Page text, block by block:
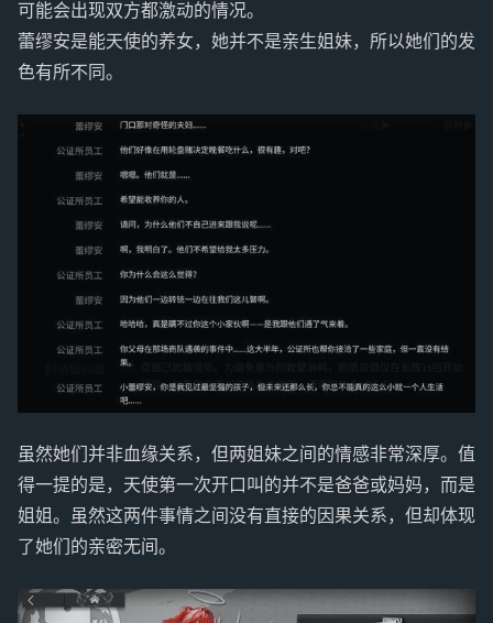
可能会出现双方都激动的情况。
蕾缪安是能天使的养女，她并不是亲生姐妹，所以她们的发
色有所不同。
虽然她们并非血缘关系，但两姐妹之间的情感非常深厚。值
得一提的是，天使第一次开口叫的并不是爸爸或妈妈，而是
姐姐。虽然这两件事情之间没有直接的因果关系，但却体现
了她们的亲密无间。